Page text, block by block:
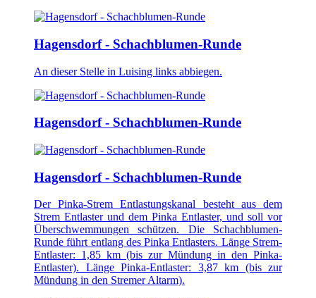
Hagensdorf - Schachblumen-Runde
An dieser Stelle in Luising links abbiegen.
Hagensdorf - Schachblumen-Runde
Hagensdorf - Schachblumen-Runde
Der Pinka-Strem Entlastungskanal besteht aus dem
Strem Entlaster und dem Pinka Entlaster, und soll vor
Überschwemmungen schützen. Die Schachblumen-
Runde führt entlang des Pinka Entlasters. Länge Strem-
Entlaster: 1,85 km (bis zur Mündung in den Pinka-
Entlaster). Länge Pinka-Entlaster: 3,87 km (bis zur
Mündung in den Stremer Altarm).